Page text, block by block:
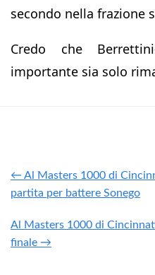
secondo nella frazione
Credo che
importante sia solo
← Al Masters 1000 di
partita per battere Sonego
Al Masters 1000 di
finale →